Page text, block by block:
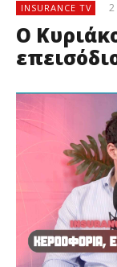
INSURANCE TV 2
Ο